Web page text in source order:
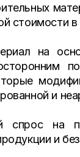
стоимости в
на
и
спрос на
и